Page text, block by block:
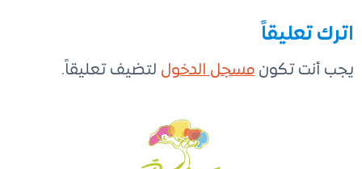
اترك تعليقاً
يجب أنت تكون مسجل الدخول لتضيف تعليقاً.